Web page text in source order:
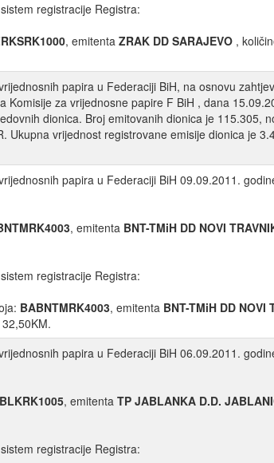
registracije Registra:
, emitenta ZRAK DD SARAJEVO ,
papira u Federaciji BiH, na osnovu
Komisije za vrijednosne papire F BiH , dana
dionica. Broj emitovanih dionica je 115.305,
Ukupna vrijednost registrovane emisije dionica je
papira u Federaciji BiH 09.09.2011.
, emitenta BNT-TMiH DD NOVI
registracije Registra:
BABNTMRK4003, emitenta BNT-TMiH DD NOVI
papira u Federaciji BiH 06.09.2011.
, emitenta TP JABLANKA D.D.
registracije Registra: